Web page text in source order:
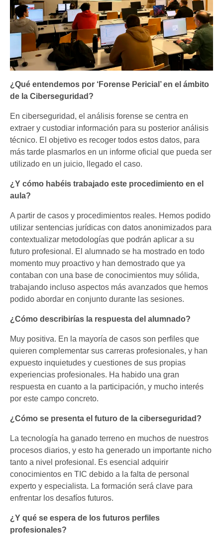
¿Qué entendemos por ‘Forense Pericial’ en el ámbito
de la Ciberseguridad?
En ciberseguridad, el análisis forense se centra en
extraer y custodiar información para su posterior análisis
técnico. El objetivo es recoger todos estos datos, para
más tarde plasmarlos en un informe oficial que pueda ser
utilizado en un juicio, llegado el caso.
¿Y cómo habéis trabajado este procedimiento en el
aula?
A partir de casos y procedimientos reales. Hemos podido
utilizar sentencias jurídicas con datos anonimizados para
contextualizar metodologías que podrán aplicar a su
futuro profesional. El alumnado se ha mostrado en todo
momento muy proactivo y han demostrado que ya
contaban con una base de conocimientos muy sólida,
trabajando incluso aspectos más avanzados que hemos
podido abordar en conjunto durante las sesiones.
¿Cómo describirías la respuesta del alumnado?
Muy positiva. En la mayoría de casos son perfiles que
quieren complementar sus carreras profesionales, y han
expuesto inquietudes y cuestiones de sus propias
experiencias profesionales. Ha habido una gran
respuesta en cuanto a la participación, y mucho interés
por este campo concreto.
¿Cómo se presenta el futuro de la ciberseguridad?
La tecnología ha ganado terreno en muchos de nuestros
procesos diarios, y esto ha generado un importante nicho
tanto a nivel profesional. Es esencial adquirir
conocimientos en TIC debido a la falta de personal
experto y especialista. La formación será clave para
enfrentar los desafíos futuros.
¿Y qué se espera de los futuros perfiles
profesionales?